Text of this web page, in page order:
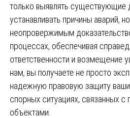
только выявлять существующие
устанавливать причины аварий,
неопровержимым
процессах, обеспечивая
ответственности и возмещение
нам, вы получаете не просто
надежную правовую защиту
спорных ситуациях, связанных с
объектами.